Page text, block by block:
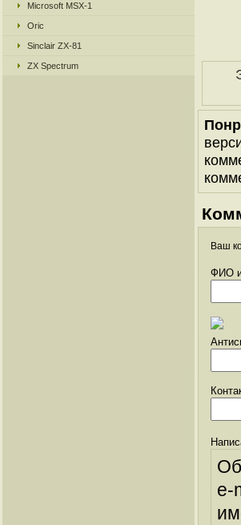
Microsoft MSX-1
Oric
Sinclair ZX-81
ZX Spectrum
Ваш
ФИО
e-